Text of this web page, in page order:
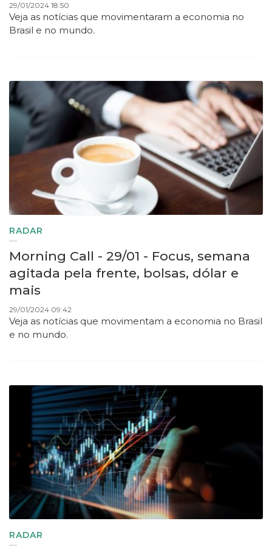
29/01/2024 18:50
Veja as notícias que movimentaram a economia no
Brasil e no mundo.
RADAR
Morning Call - 29/01 - Focus, semana
agitada pela frente, bolsas, dólar e
mais
29/01/2024 09:42
Veja as notícias que movimentam a economia no Brasil
e no mundo.
RADAR